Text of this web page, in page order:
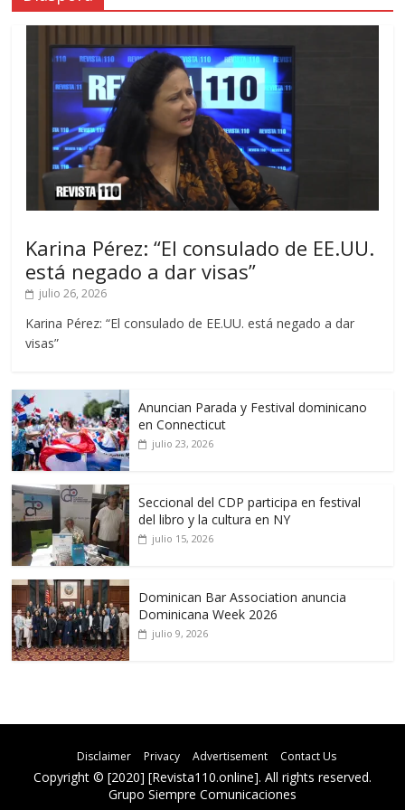
Karina Pérez: “El consulado de EE.UU.
está negado a dar visas”
julio 26, 2026
Karina Pérez: “El consulado de EE.UU. está negado a dar
visas”
Anuncian Parada y Festival dominicano
en Connecticut
julio 23, 2026
Seccional del CDP participa en festival
del libro y la cultura en NY
julio 15, 2026
Dominican Bar Association anuncia
Dominicana Week 2026
julio 9, 2026
Disclaimer Privacy Advertisement Contact Us
Copyright © [2020] [Revista110.online]. All rights reserved.
Grupo Siempre Comunicaciones